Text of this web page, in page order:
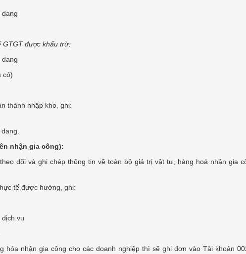
dang
GTGT được khấu trừ:
dang
có)
thành nhập kho, ghi:
nhận gia công):
dõi và ghi chép thông tin về toàn bộ giá trị vật tư, hàng hoá nhận gia
tế được hưởng, ghi:
vụ
nhận gia công cho các doanh nghiệp thì sẽ ghi đơn vào Tài khoản